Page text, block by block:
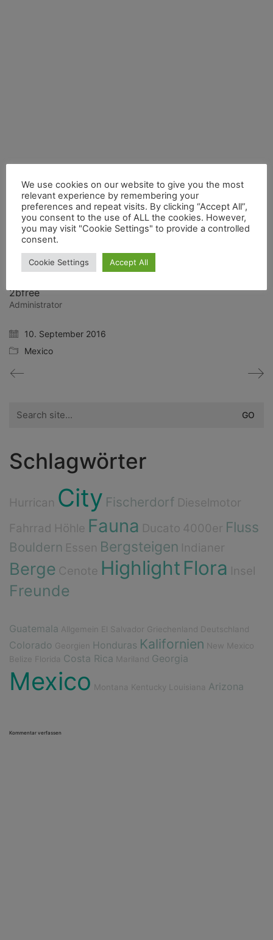
Share:
Twitter X
2bfree
Administrator
10. September 2016
Mexico
for:
Schlagwörter
Hurrican City Fischerdorf Dieselmotor
Fahrrad Höhle Fauna Ducato 4000er Fluss
Bouldern Essen Bergsteigen Indianer
Berge Cenote Highlight Flora Insel
Freunde
Guatemala Allgemein El Salvador Griechenland Deutschland
Colorado Georgien Honduras Kalifornien New Mexico
Belize
Florida Costa Rica Mariland Georgia
Mexico Montana Kentucky Louisiana Arizona
Kommentar verfassen
We use cookies on our website to give you the most
relevant experience by remembering your
preferences and repeat visits. By clicking “Accept All”,
you consent to the use of ALL the cookies. However,
you may visit "Cookie Settings" to provide a controlled
consent.
Cookie Settings Accept All